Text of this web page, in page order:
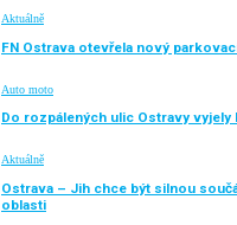
Aktuálně
FN Ostrava otevřela nový
Auto moto
Do rozpálených ulic Ostravy
Aktuálně
Ostrava – Jih chce být silnou
oblasti